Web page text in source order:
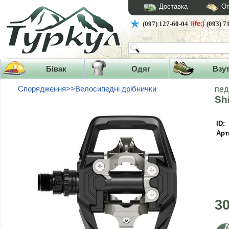
Доставка
(097) 127-60-04 (093)
Бівак Одяг
Спорядження>>Велосипедні дрібнички
ID: